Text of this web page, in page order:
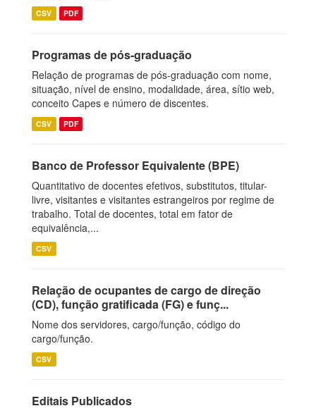
CSV PDF
Programas de pós-graduação
Relação de programas de pós-graduação com nome,
situação, nível de ensino, modalidade, área, sítio web,
conceito Capes e número de discentes.
CSV PDF
Banco de Professor Equivalente (BPE)
Quantitativo de docentes efetivos, substitutos, titular-
livre, visitantes e visitantes estrangeiros por regime de
trabalho. Total de docentes, total em fator de
equivalência,...
CSV
Relação de ocupantes de cargo de direção
(CD), função gratificada (FG) e funç...
Nome dos servidores, cargo/função, código do
cargo/função.
CSV
Editais Publicados